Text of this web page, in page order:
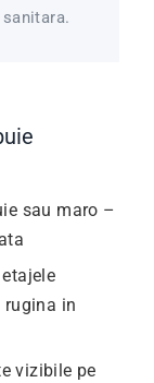
sau maro –
rugina in
vizibile pe